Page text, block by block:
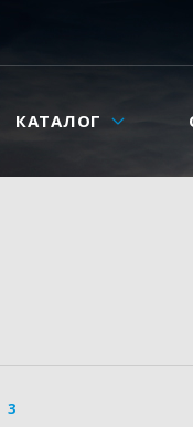
КАТАЛОГ
3